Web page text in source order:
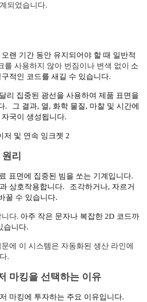
되었습니다.
랜 기간 동안 유지되어야 할 때 일반적
를 사용하지 않아 번짐이나 변색 없이
소
적인 코드를 새길 수 있습니다.
리 집중된 광선을 사용하여 제품 표면을
.
그 결과, 열, 화학 물질, 마찰 및 시간에
국이 생성됩니다.
리
표면에 집중된 빔을 쏘는 기계입니다.
상호작용합니다.
조각하거나, 자르거
꿀 수 있습니다.
다. 아주 작은 문자나 복잡한 2D 코드까
습니다.
에 이 시스템은 자동화된 생산 라인에
.
마킹을 선택하는 이유
마킹에 투자하는 주요 이유입니다.